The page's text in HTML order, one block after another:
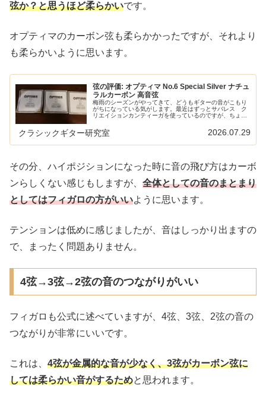
弦か？と思うほど柔らかいです。
オプティマのカーボン弦も柔らかかったですが、それより
も柔らかいように思います。
弦の評価: オプティマ No.6 Special Silver ナチュ
ラルカーボン 高音弦
梅雨のシーズンがやってきて、どうもギターの音がこもり
がちになっている気がします。最近はずっとサバレス ク
リエイションカンティーガを使っているのですが、ちょっ
でレビューです。 以下の記事で本...
クラシックギター研究室 2026.07.29
その分、ハイポジションになった時に音の飛び方はカーボ
ンらしくない感じもしますが、 全体としての音のまとまり
としてはフィガロの方がいいように思います。
テンションは低めに感じましたが、音はしっかり出ますの
で、まったく問題ありません。
4弦→3弦→2弦の音のつながりがいい
フィガロも公式に述べていますが、4弦、3弦、2弦の音の
つながりが非常にいいです。
これは、 4弦が金属的な音が少なく、3弦がカーボン弦に
しては柔らかい音がするためと思われます。